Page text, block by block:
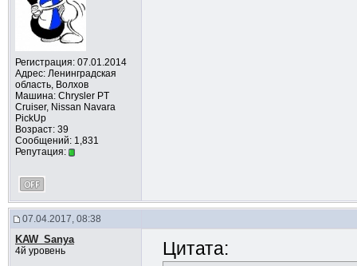
Регистрация: 07.01.2014
Адрес: Ленинградская
область, Волхов
Машина: Chrysler PT
Cruiser, Nissan Navara
PickUp
Возраст: 39
Сообщений: 1,831
Репутация:
07.04.2017, 08:38
KAW_Sanya
4й уровень Цитата: